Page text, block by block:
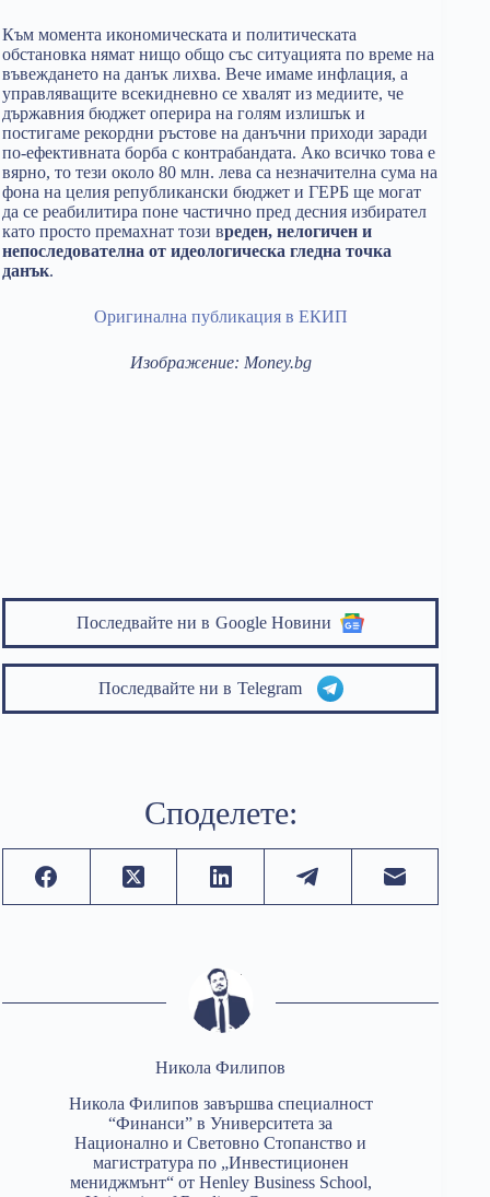
Към момента икономическата и политическата
обстановка нямат нищо общо със ситуацията по време на
въвеждането на данък лихва. Вече имаме инфлация, а
управляващите всекидневно се хвалят из медиите, че
държавния бюджет оперира на голям излишък и
постигаме рекордни ръстове на данъчни приходи заради
по-ефективната борба с контрабандата. Ако всичко това е
вярно, то тези около 80 млн. лева са незначителна сума на
фона на целия републикански бюджет и ГЕРБ ще могат
да се реабилитира поне частично пред десния избирател
като просто премахнат този вреден, нелогичен и
непоследователна от идеологическа гледна точка
данък.
Оригинална публикация в ЕКИП
Изображение: Money.bg
Последвайте ни в Google Новини
Последвайте ни в Telegram
Споделете:
Никола Филипов
Никола Филипов завършва специалност
“Финанси” в Университета за
Национално и Световно Стопанство и
магистратура по „Инвестиционен
мениджмънт“ от Henley Business School,